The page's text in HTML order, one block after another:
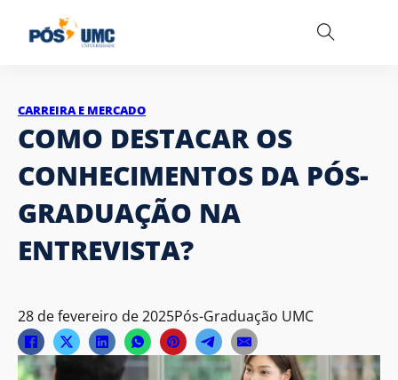
CARREIRA E MERCADO
COMO DESTACAR OS
CONHECIMENTOS DA PÓS-
GRADUAÇÃO NA
ENTREVISTA?
28 de fevereiro de 2025Pós-Graduação UMC